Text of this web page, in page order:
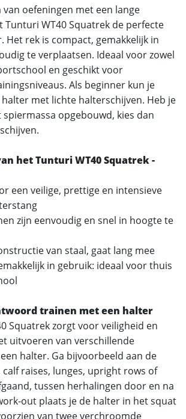
oefeningen met een lange
Tunturi WT40 Squatrek de perfecte
rek is compact, gemakkelijk in
te verplaatsen. Ideaal voor zowel
en geschikt voor
Als beginner kun je
met lichte halterschijven. Heb je
opgebouwd, kies dan
het Tunturi WT40 Squatrek -
een veilige, prettige en intensieve
zijn eenvoudig en snel in hoogte te
van staal, gaat lang mee
in gebruik: ideaal voor thuis
trainen met een halter
Squatrek zorgt voor veiligheid en
uitvoeren van verschillende
halter. Ga bijvoorbeeld aan de
raises, lunges, upright rows of
tussen herhalingen door en na
out plaats je de halter in het squat
van twee verchroomde